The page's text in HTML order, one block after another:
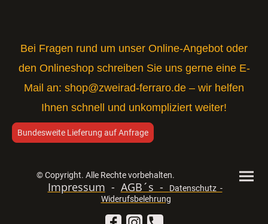
Bei Fragen rund um unser Online-Angebot oder
den Onlineshop schreiben Sie uns gerne eine E-
Mail an: shop@zweirad-ferraro.de – wir helfen
Ihnen schnell und unkompliziert weiter!
Bundesweite Lieferung auf Anfrage
© Copyright. Alle Rechte vorbehalten.
Impressum - AGB´s -
Datenschutz -
Widerufsbelehrung